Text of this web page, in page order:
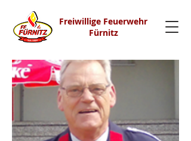
Freiwillige Feuerwehr
Fürnitz